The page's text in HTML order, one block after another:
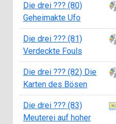
Die drei ??? (80)
Geheimakte Ufo
Die drei ??? (81)
Verdeckte Fouls
Die drei ??? (82) Die
Karten des Bösen
Die drei ??? (83)
Meuterei auf hoher